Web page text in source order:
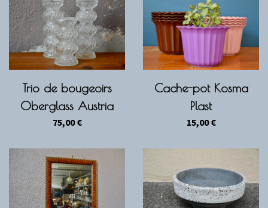
Trio de bougeoirs
Oberglass Austria
75,00€
Cache-pot Kosma
Plast
15,00€